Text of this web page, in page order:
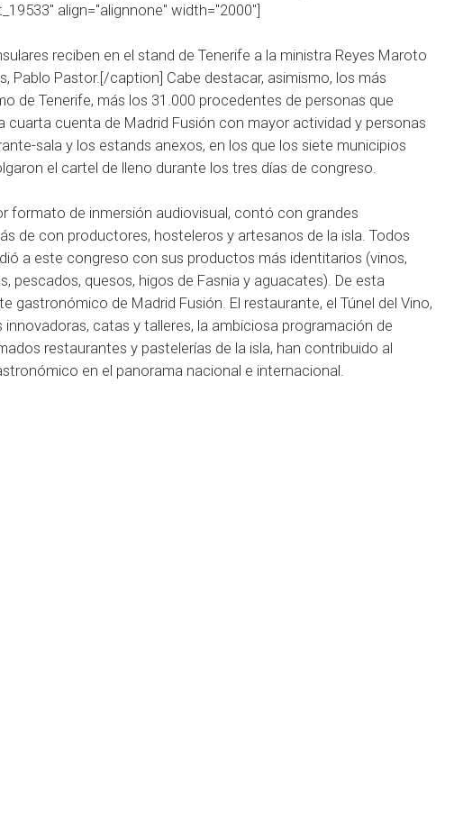
align="alignnone" width="2000"]
reciben en el stand de Tenerife a la ministra Reyes Maroto
Pablo Pastor.[/caption] Cabe destacar, asimismo, los más
de Tenerife, más los 31.000 procedentes de personas que
cuarta cuenta de Madrid Fusión con mayor actividad y personas
sala y los estands anexos, en los que los siete municipios
el cartel de lleno durante los tres días de congreso.
formato de inmersión audiovisual, contó con grandes
de con productores, hosteleros y artesanos de la isla. Todos
a este congreso con sus productos más identitarios (vinos,
pescados, quesos, higos de Fasnia y aguacates). De esta
gastronómico de Madrid Fusión. El restaurante, el Túnel del Vino,
catas y talleres, la ambiciosa programación de
restaurantes y pastelerías de la isla, han contribuido al
en el panorama nacional e internacional.